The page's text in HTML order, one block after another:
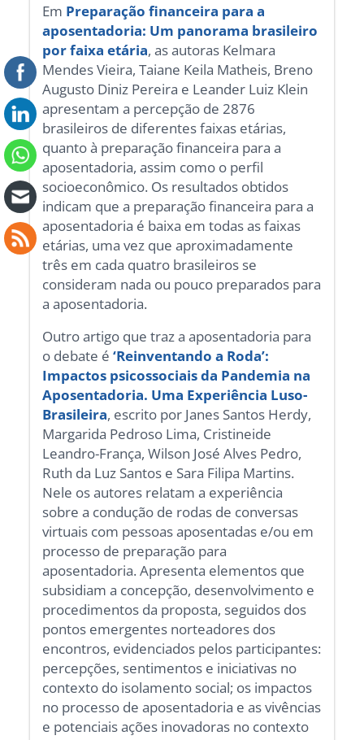
Em Preparação financeira para a
aposentadoria: Um panorama brasileiro
por faixa etária, as autoras Kelmara
Mendes Vieira, Taiane Keila Matheis, Breno
Augusto Diniz Pereira e Leander Luiz Klein
apresentam a percepção de 2876
brasileiros de diferentes faixas etárias,
quanto à preparação financeira para a
aposentadoria, assim como o perfil
socioeconômico. Os resultados obtidos
indicam que a preparação financeira para a
aposentadoria é baixa em todas as faixas
etárias, uma vez que aproximadamente
três em cada quatro brasileiros se
consideram nada ou pouco preparados para
a aposentadoria.
Outro artigo que traz a aposentadoria para
o debate é‘Reinventando a Roda’:
Impactos psicossociais da Pandemia na
Aposentadoria. Uma Experiência Luso-
Brasileira, escrito por Janes Santos Herdy,
Margarida Pedroso Lima, Cristineide
Leandro-França, Wilson José Alves Pedro,
Ruth da Luz Santos e Sara Filipa Martins.
Nele os autores relatam a experiência
sobre a condução de rodas de conversas
virtuais com pessoas aposentadas e/ou em
processo de preparação para
aposentadoria. Apresenta elementos que
subsidiam a concepção, desenvolvimento e
procedimentos da proposta, seguidos dos
pontos emergentes norteadores dos
encontros, evidenciados pelos participantes:
percepções, sentimentos e iniciativas no
contexto do isolamento social; os impactos
no processo de aposentadoria e as vivências
e potenciais ações inovadoras no contexto